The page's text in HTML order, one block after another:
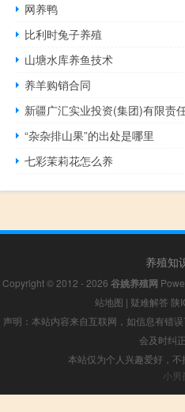
网养鸭
比利时兔子养殖
山塘水库养鱼技术
养羊购销合同
“杂杂排山果”的出处是哪里
七彩茉莉花怎么养
养殖知
Copyright © 2012 - 2026 谷姚养殖网
站地图 | 疑难解答 陕
声明：本站内容来自互联网，如信息有错
会及时纠
本站仅为个人兴趣爱好，
小男